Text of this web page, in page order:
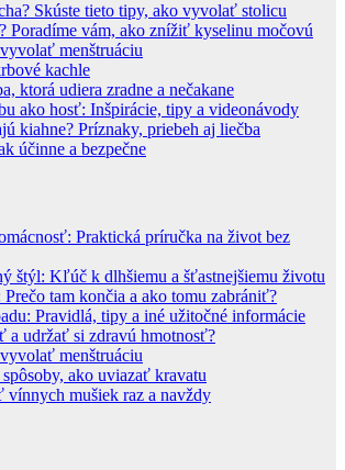
Skúste tieto tipy, ako vyvolať stolicu
Poradíme vám, ako znížiť kyselinu močovú
menštruáciu
kachle
ktorá udiera zradne a nečakane
ako hosť: Inšpirácie, tipy a videonávody
kiahne? Príznaky, priebeh aj liečba
účinne a bezpečne
Praktická príručka na život bez
štýl: Kľúč k dlhšiemu a šťastnejšiemu životu
tam končia a ako tomu zabrániť?
Pravidlá, tipy a iné užitočné informácie
a udržať si zdravú hmotnosť?
menštruáciu
ako uviazať kravatu
vínnych mušiek raz a navždy